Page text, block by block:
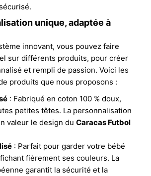
unique, adaptée à
innovant, vous pouvez faire
sur différents produits, pour créer
et rempli de passion. Voici les
produits que nous proposons :
: Fabriqué en coton 100 % doux,
petites têtes. La personnalisation
valeur le design du Caracas Futbol
: Parfait pour garder votre bébé
fièrement ses couleurs. La
garantit la sécurité et la